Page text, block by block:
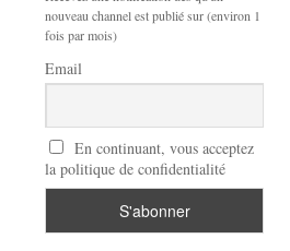
nouveau channel est publié sur (environ 1
fois par mois)
Email
En continuant, vous acceptez
la politique de confidentialité